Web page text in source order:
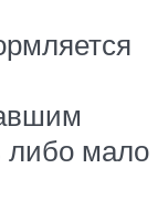
либо мало